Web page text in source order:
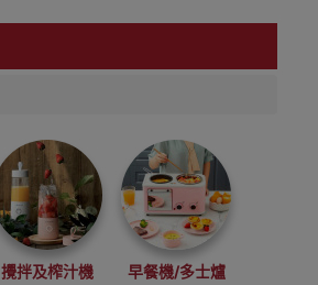
攪拌及榨汁機 早餐機/多士爐